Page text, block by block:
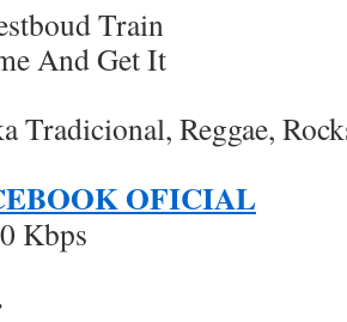
Train
And Get It
Tradicional, Reggae,
OFICIAL
Kbps